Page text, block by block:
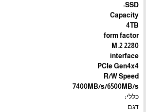
SSD:
Capacity
4TB
form factor
M.2 2280
interface
PCIe Gen4x4
R/W Speed
7400MB/s/6500MB/s
כללי:
דגם